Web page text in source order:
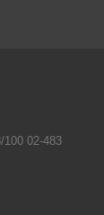
02-483